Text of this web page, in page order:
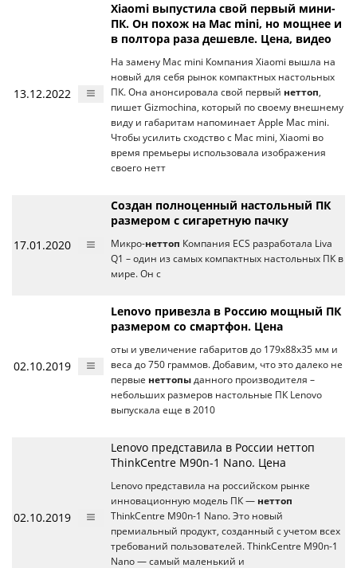
13.12.2022
Xiaomi выпустила свой первый мини-
ПК. Он похож на Mac mini, но мощнее и
в полтора раза дешевле. Цена, видео
На замену Mac mini Компания Xiaomi вышла на
новый для себя рынок компактных настольных
ПК. Она анонсировала свой первый неттоп,
пишет Gizmochina, который по своему внешнему
виду и габаритам напоминает Apple Mac mini.
Чтобы усилить сходство с Mac mini, Xiaomi во
время премьеры использовала изображения
своего нетт
17.01.2020
Создан полноценный настольный ПК
размером с сигаретную пачку
Микро-неттоп Компания ECS разработала Liva
Q1 – один из самых компактных настольных ПК в
мире. Он с
02.10.2019
Lenovo привезла в Россию мощный ПК
размером со смартфон. Цена
оты и увеличение габаритов до 179х88х35 мм и
веса до 750 граммов. Добавим, что это далеко не
первые неттопы данного производителя –
небольших размеров настольные ПК Lenovo
выпускала еще в 2010
02.10.2019
Lenovo представила в России неттоп
ThinkCentre M90n-1 Nano. Цена
Lenovo представила на российском рынке
инновационную модель ПК — неттоп
ThinkCentre M90n-1 Nano. Это новый
премиальный продукт, созданный с учетом всех
требований пользователей. ThinkCentre M90n-1
Nano — самый маленький и